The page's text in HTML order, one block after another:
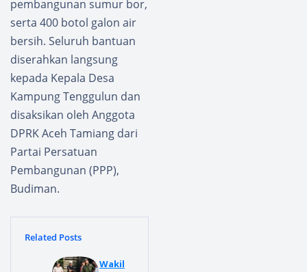
pembangunan sumur bor,
serta 400 botol galon air
bersih. Seluruh bantuan
diserahkan langsung
kepada Kepala Desa
Kampung Tenggulun dan
disaksikan oleh Anggota
DPRK Aceh Tamiang dari
Partai Persatuan
Pembangunan (PPP),
Budiman.
Related Posts
Wakil